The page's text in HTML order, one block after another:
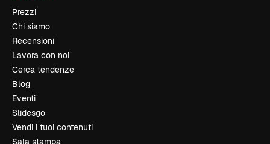
Prezzi
Chi siamo
Recensioni
Lavora con noi
Cerca tendenze
Blog
Eventi
Slidesgo
Vendi i tuoi contenuti
Sala stampa